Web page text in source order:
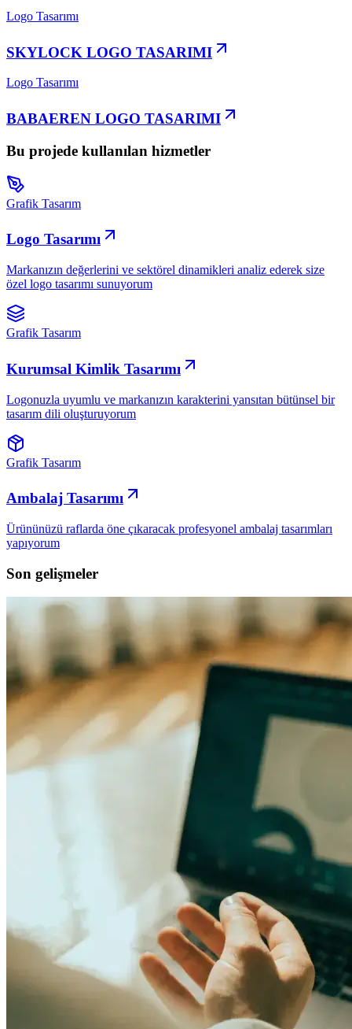
Logo Tasarımı
SKYLOCK LOGO TASARIMI
Logo Tasarımı
BABAEREN LOGO TASARIMI
Bu projede kullanılan hizmetler
Grafik Tasarım
Logo Tasarımı
Markanızın değerlerini ve sektörel dinamikleri analiz ederek size
özel logo tasarımı sunuyorum
Grafik Tasarım
Kurumsal Kimlik Tasarımı
Logonuzla uyumlu ve markanızın karakterini yansıtan bütünsel bir
tasarım dili oluşturuyorum
Grafik Tasarım
Ambalaj Tasarımı
Ürününüzü raflarda öne çıkaracak profesyonel ambalaj tasarımları
yapıyorum
Son gelişmeler